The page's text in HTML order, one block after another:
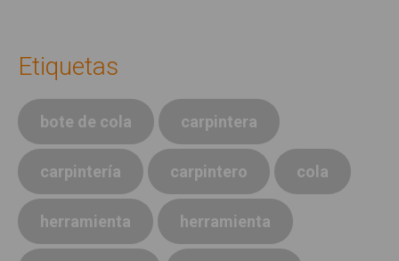
Etiquetas
bote de cola carpintera
carpintería carpintero cola
herramienta herramienta